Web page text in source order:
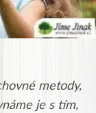
metody,
je s tím,